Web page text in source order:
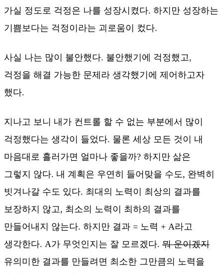
가실 정도로 걱정은 나를 성장시켰다. 하지만 성장하는
기쁨보다는 걱정이라는 괴로움이 컸다.
사실 나는 많이 불안했다. 불안했기에 걱정했고,
걱정을 해결 가능한 문제라 생각했기에 제어하고자
했다.
지나고 보니 내가 컨트롤 할 수 없는 부분에서 많이
걱정했다는 생각이 들었다. 물론 세상 모든 것이 내
마음대로 흘러가면 얼마나 좋을까? 하지만 삶은
그렇지 않다. 내 계획은 우연히 들어맞을 수도, 완벽히
빗겨나갈 수도 있다. 최대의 노력이 최상의 결과를
보장하지 않고, 최소의 노력이 최하의 결과를
만들어내지 않는다. 하지만 결과 = 노력 + A라고
생각한다. A가 무엇인지는 잘 모르겠다. 뭐 운이겠지
유의미한 결과를 만들려면 최소한 그만큼의 노력을